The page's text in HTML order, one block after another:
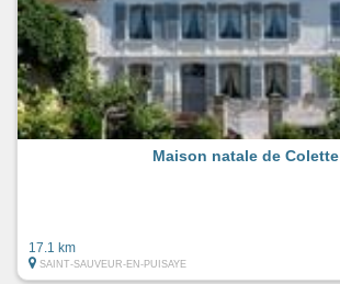
Maison natale de Colette
17.1 km
SAINT-SAUVEUR-EN-PUISAYE